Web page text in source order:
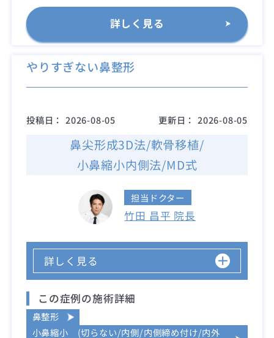
詳しく見る
やりすぎない鼻整形
投稿日： 2026-08-05 更新日： 2026-08-05
鼻尖形成3D法/軟骨移植/
小鼻縮小内側法/MD式
担当ドクター
竹田 昌平 院長
詳しく見る
この症例の施術詳細
鼻整形
小鼻縮小 (切らない/内側/内側締め付け/内外